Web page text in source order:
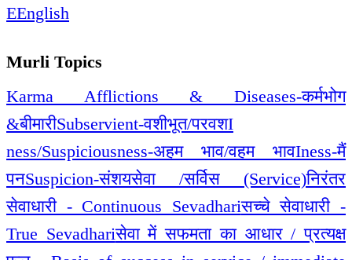
EEnglish
Murli Topics
Karma Afflictions & Diseases-कर्मभोग
&बीमारीSubservient-वशीभूत/परवशI
ness/Suspiciousness-अहम भाव/वहम भावIness-मैं
पनSuspicion-संशयसेवा /सर्विस (Service)निरंतर
सेवाधारी - Continuous Sevadhariसच्चे सेवाधारी -
True Sevadhariसेवा में सफमता का आधार / प्रत्यक्ष